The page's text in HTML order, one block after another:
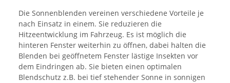
Die Sonnenblenden vereinen verschiedene Vorteile je
nach Einsatz in einem. Sie reduzieren die
Hitzeentwicklung im Fahrzeug. Es ist möglich die
hinteren Fenster weiterhin zu öffnen, dabei halten die
Blenden bei geöffnetem Fenster lästige Insekten vor
dem Eindringen ab. Sie bieten einen optimalen
Blendschutz z.B. bei tief stehender Sonne in sonnigen